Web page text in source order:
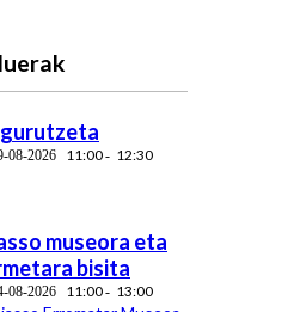
08-2026 11:00- 12:30
museora eta
bisita
08-2026 11:00- 13:00